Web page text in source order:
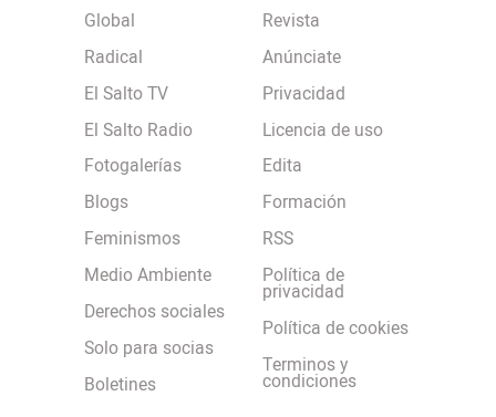
Global
Radical
El Salto TV
El Salto Radio
Fotogalerías
Blogs
Feminismos
Medio Ambiente
Derechos sociales
Solo para socias
Boletines
Revista
Anúnciate
Privacidad
Licencia de uso
Edita
Formación
RSS
Política de
privacidad
Política de cookies
Terminos y
condiciones